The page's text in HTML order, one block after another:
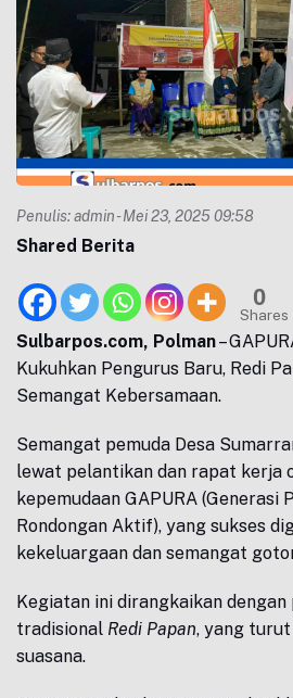
Penulis:admin- Mei 23, 2025 09:58
Shared Berita
0
Shares
Sulbarpos.com, Polman–
Kukuhkan Pengurus Baru, Redi
Semangat Kebersamaan.
Semangat pemuda Desa
lewat pelantikan dan rapat kerja
kepemudaan GAPURA (Generasi
Rondongan Aktif), yang sukses
kekeluargaan dan semangat
Kegiatan ini dirangkaikan
tradisional Redi Papan, yang
suasana.